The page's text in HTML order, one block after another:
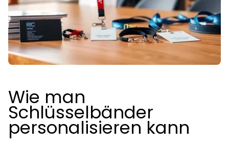
Wie man
Schlüsselbänder
personalisieren kann